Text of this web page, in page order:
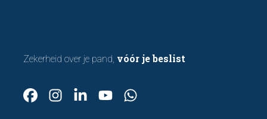
Zekerheid over je pand, vóór je beslist